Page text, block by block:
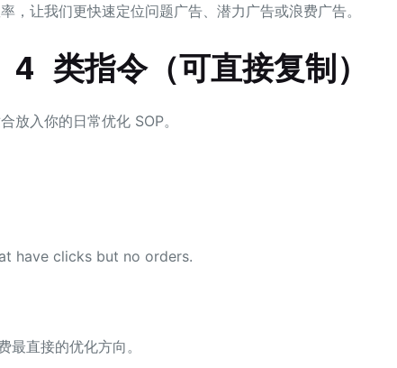
，让我们更快速定位问题广告、潜力广告或浪费广告。
类指令（可直接复制）
放入你的日常优化 SOP。
have clicks but no orders.
最直接的优化方向。